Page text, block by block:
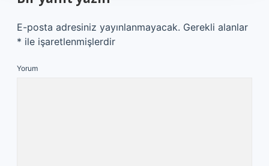
E-posta adresiniz yayınlanmayacak. Gerekli alanlar
* ile işaretlenmişlerdir
Yorum